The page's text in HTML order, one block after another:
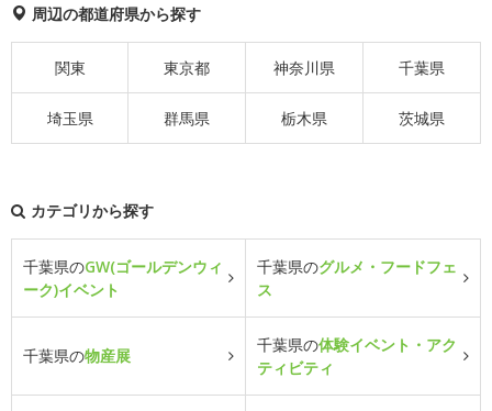
周辺の都道府県から探す
関東 東京都 神奈川県 千葉県
埼玉県 群馬県 栃木県 茨城県
カテゴリから探す
千葉県のGW(ゴールデンウィ
ーク)イベント
千葉県のグルメ・フードフェ
ス
千葉県の物産展
千葉県の体験イベント・アク
ティビティ